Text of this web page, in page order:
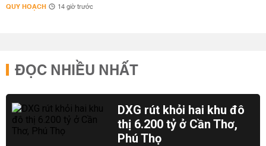
QUY HOẠCH 14 giờ trước
ĐỌC NHIỀU NHẤT
DXG rút khỏi hai khu đô
thị 6.200 tỷ ở Cần Thơ,
Phú Thọ